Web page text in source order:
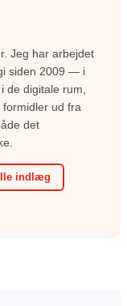
Jeg har arbejdet
siden 2009 — i
de digitale rum,
ud fra
det
indlæg